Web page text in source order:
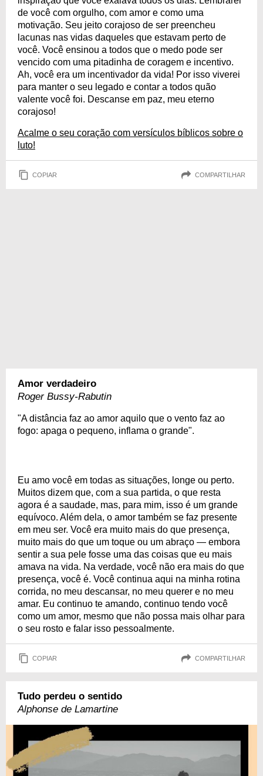
de você com orgulho, com amor e como uma
motivação. Seu jeito corajoso de ser preencheu
lacunas nas vidas daqueles que estavam perto de
você. Você ensinou a todos que o medo pode ser
vencido com uma pitadinha de coragem e incentivo.
Ah, você era um incentivador da vida! Por isso viverei
para manter o seu legado e contar a todos quão
valente você foi. Descanse em paz, meu eterno
corajoso!
Acalme o seu coração com versículos bíblicos sobre o
luto!
COPIAR COMPARTILHAR
Amor verdadeiro
Roger Bussy-Rabutin
"A distância faz ao amor aquilo que o vento faz ao
fogo: apaga o pequeno, inflama o grande".
Eu amo você em todas as situações, longe ou perto.
Muitos dizem que, com a sua partida, o que resta
agora é a saudade, mas, para mim, isso é um grande
equívoco. Além dela, o amor também se faz presente
em meu ser. Você era muito mais do que presença,
muito mais do que um toque ou um abraço — embora
sentir a sua pele fosse uma das coisas que eu mais
amava na vida. Na verdade, você não era mais do que
presença, você é. Você continua aqui na minha rotina
corrida, no meu descansar, no meu querer e no meu
amar. Eu continuo te amando, continuo tendo você
como um amor, mesmo que não possa mais olhar para
o seu rosto e falar isso pessoalmente.
COPIAR COMPARTILHAR
Tudo perdeu o sentido
Alphonse de Lamartine